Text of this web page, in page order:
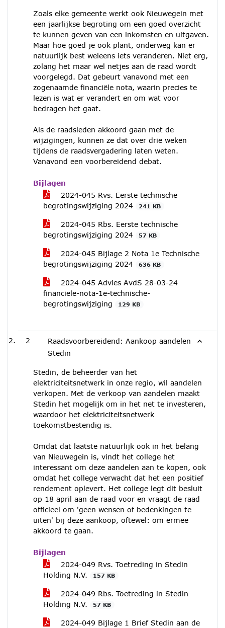
Zoals elke gemeente werkt ook Nieuwegein met
een jaarlijkse begroting om een goed overzicht
te kunnen geven van een inkomsten en uitgaven.
Maar hoe goed je ook plant, onderweg kan er
natuurlijk best weleens iets veranderen. Niet erg,
zolang het maar wel netjes aan de raad wordt
voorgelegd. Dat gebeurt vanavond met een
zogenaamde financiële nota, waarin precies te
lezen is wat er verandert en om wat voor
bedragen het gaat.
Als de raadsleden akkoord gaan met de
wijzigingen, kunnen ze dat over drie weken
tijdens de raadsvergadering laten weten.
Vanavond een voorbereidend debat.
Bijlagen
2024-045 Rvs. Eerste technische
begrotingswijziging 2024
241 KB
2024-045 Rbs. Eerste technische
begrotingswijziging 2024
57 KB
2024-045 Bijlage 2 Nota 1e Technische
begrotingswijziging 2024
636 KB
2024-045 Advies AvdS 28-03-24
financiele-nota-1e-technische-
begrotingswijziging
129 KB
2
Raadsvoorbereidend: Aankoop aandelen
Stedin
Stedin, de beheerder van het
elektriciteitsnetwerk in onze regio, wil aandelen
verkopen. Met de verkoop van aandelen maakt
Stedin het mogelijk om in het net te investeren,
waardoor het elektriciteitsnetwerk
toekomstbestendig is.
Omdat dat laatste natuurlijk ook in het belang
van Nieuwegein is, vindt het college het
interessant om deze aandelen aan te kopen, ook
omdat het college verwacht dat het een positief
rendement oplevert. Het college legt dit besluit
op 18 april aan de raad voor en vraagt de raad
officieel om 'geen wensen of bedenkingen te
uiten' bij deze aankoop, oftewel: om ermee
akkoord te gaan.
Bijlagen
2024-049 Rvs. Toetreding in Stedin
Holding N.V.
157 KB
2024-049 Rbs. Toetreding in Stedin
Holding N.V.
57 KB
2024-049 Bijlage 1 Brief Stedin aan de